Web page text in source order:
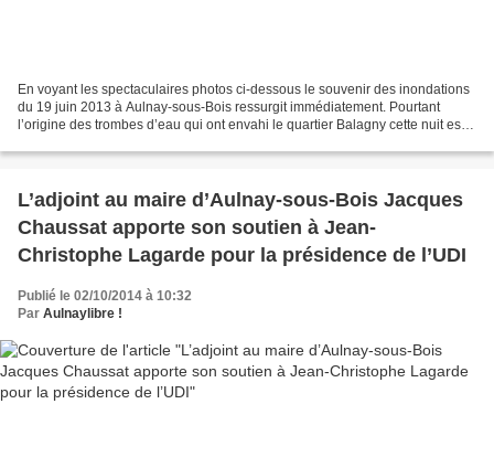
En voyant les spectaculaires photos ci-dessous le souvenir des inondations
du 19 juin 2013 à Aulnay-sous-Bois ressurgit immédiatement. Pourtant
l’origine des trombes d’eau qui ont envahi le quartier Balagny cette nuit est
L’adjoint au maire d’Aulnay-sous-Bois Jacques
Chaussat apporte son soutien à Jean-
Christophe Lagarde pour la présidence de l’UDI
Publié le 02/10/2014 à 10:32
Par Aulnaylibre !